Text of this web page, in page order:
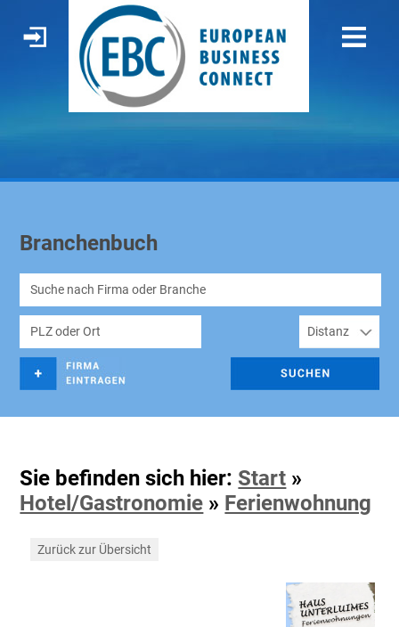
Branchenbuch
Sie befinden sich hier: Start »
Hotel/Gastronomie » Ferienwohnung
Zurück zur Übersicht